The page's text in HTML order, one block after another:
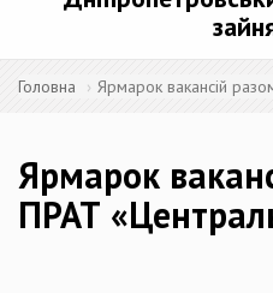
Головна Ярмарок вакансій
Ярмарок
ПРАТ